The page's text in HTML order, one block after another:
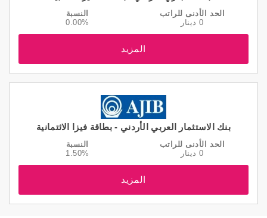
الحد الأدنى للراتب
0 دينار
النسبة
0.00%
المزيد
بنك الاستثمار العربي الأردني - بطاقة فيزا الائتمانية
الحد الأدنى للراتب
0 دينار
النسبة
1.50%
المزيد